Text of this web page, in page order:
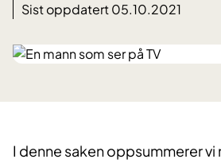
Sist oppdatert 05.10.2021
​I denne saken oppsummerer